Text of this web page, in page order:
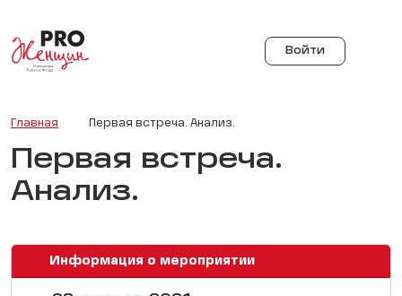
Войти
Главная Первая встреча. Анализ.
Первая встреча.
Анализ.
Информация о мероприятии